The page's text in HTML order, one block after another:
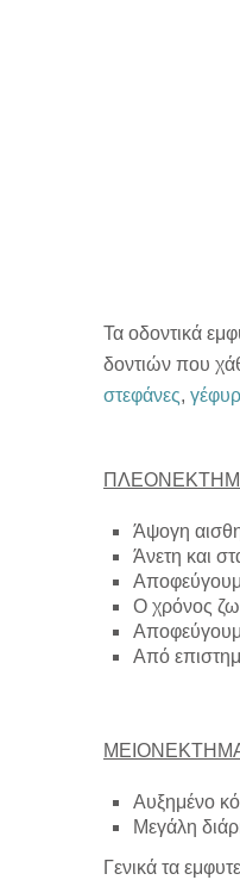
Τα οδοντικά
δοντιών που
στεφάνες,
Άψογη
Άνετη και
Ο χρόνος
Από
Αυξημένο
Μεγάλη
Γενικά τα